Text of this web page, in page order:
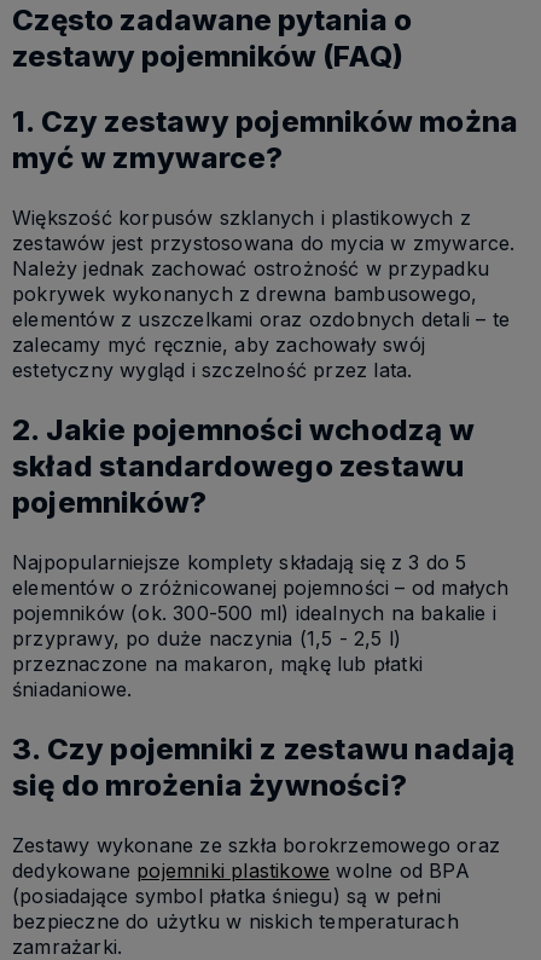
Często zadawane pytania o
zestawy pojemników (FAQ)
1. Czy zestawy pojemników można
myć w zmywarce?
Większość korpusów szklanych i plastikowych z
zestawów jest przystosowana do mycia w zmywarce.
Należy jednak zachować ostrożność w przypadku
pokrywek wykonanych z drewna bambusowego,
elementów z uszczelkami oraz ozdobnych detali – te
zalecamy myć ręcznie, aby zachowały swój
estetyczny wygląd i szczelność przez lata.
2. Jakie pojemności wchodzą w
skład standardowego zestawu
pojemników?
Najpopularniejsze komplety składają się z 3 do 5
elementów o zróżnicowanej pojemności – od małych
pojemników (ok. 300-500 ml) idealnych na bakalie i
przyprawy, po duże naczynia (1,5 - 2,5 l)
przeznaczone na makaron, mąkę lub płatki
śniadaniowe.
3. Czy pojemniki z zestawu nadają
się do mrożenia żywności?
Zestawy wykonane ze szkła borokrzemowego oraz
dedykowane pojemniki plastikowe wolne od BPA
(posiadające symbol płatka śniegu) są w pełni
bezpieczne do użytku w niskich temperaturach
zamrażarki.